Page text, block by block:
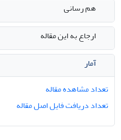
هم رسانی
ارجاع به این مقاله
آمار
تعداد مشاهده مقاله
تعداد دریافت فایل اصل مقاله